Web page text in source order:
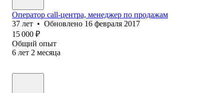
Оператор call-центра, менеджер по продажам
37 лет • Обновлено 16 февраля 2017
15 000 ₽
Общий опыт
6 лет 2 месяца